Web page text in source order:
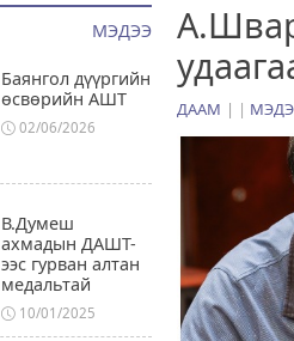
МЭДЭЭ
Баянгол дүүргийн
өсвөрийн АШТ
02/06/2026
В.Думеш
ахмадын ДАШТ-
ээс гурван алтан
медальтай
10/01/2025
ДААМ |